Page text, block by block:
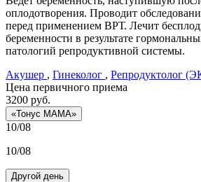
оплодотворения. Проводит
перед применением ВРТ. Лечит
беременности в результате
патологий репродуктивной системы.
Акушер , Гинеколог , Репродуктолог
Цена первичного приема
3200 руб.
«Тонус МАМА»
10/08
10/08
Другой день